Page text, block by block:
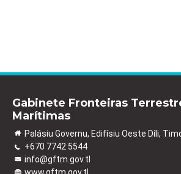
Gabinete Fronteiras
Marítimas
Palásiu Governu, Edifísiu Oeste Díli,
+670 7742 5544
info@gftm.gov.tl